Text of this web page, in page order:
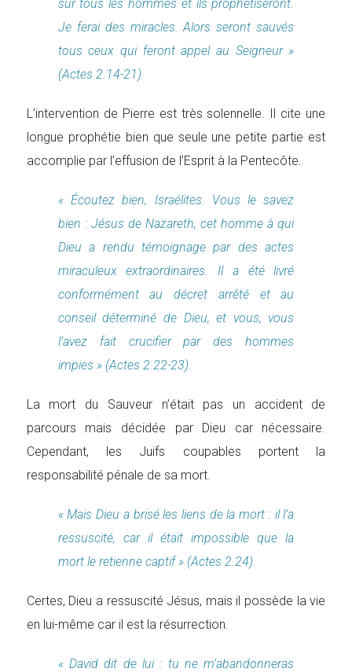
sur tous les hommes et ils prophétiseront.
Je ferai des miracles. Alors seront sauvés
tous ceux qui feront appel au Seigneur »
(Actes 2.14-21).
L’intervention de Pierre est très solennelle. Il cite une
longue prophétie bien que seule une petite partie est
accomplie par l’effusion de l’Esprit à la Pentecôte.
« Écoutez bien, Israélites. Vous le savez
bien : Jésus de Nazareth, cet homme à qui
Dieu a rendu témoignage par des actes
miraculeux extraordinaires. Il a été livré
conformément au décret arrêté et au
conseil déterminé de Dieu, et vous, vous
l’avez fait crucifier par des hommes
impies » (Actes 2.22-23).
La mort du Sauveur n’était pas un accident de
parcours mais décidée par Dieu car nécessaire.
Cependant, les Juifs coupables portent la
responsabilité pénale de sa mort.
« Mais Dieu a brisé les liens de la mort : il l’a
ressuscité, car il était impossible que la
mort le retienne captif » (Actes 2.24).
Certes, Dieu a ressuscité Jésus, mais il possède la vie
en lui-même car il est la résurrection.
« David dit de lui : tu ne m’abandonneras